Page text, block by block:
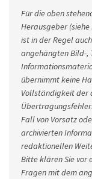
Für die oben
Herausgeber
ist in der Regel
angehängten Bild-,
übernimmt keine
Vollständigkeit der
Fall von Vorsatz
archivierten
redaktionellen
Bitte klären Sie vor
Fragen mit dem